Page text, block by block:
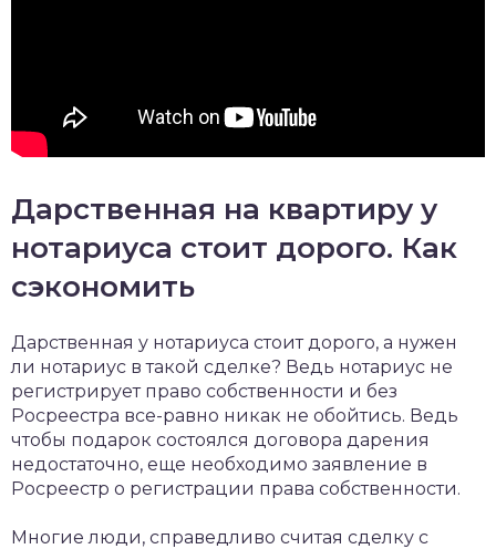
Дарственная на квартиру у
нотариуса стоит дорого. Как
сэкономить
Дарственная у нотариуса стоит дорого, а нужен
ли нотариус в такой сделке? Ведь нотариус не
регистрирует право собственности и без
Росреестра все-равно никак не обойтись. Ведь
чтобы подарок состоялся договора дарения
недостаточно, еще необходимо заявление в
Росреестр о регистрации права собственности.
Многие люди, справедливо считая сделку с